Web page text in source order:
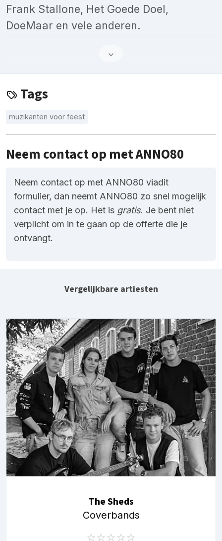
Frank Stallone, Het Goede Doel,
DoeMaar en vele anderen.
Tags
muzikanten voor feest
Neem contact op met ANNO80
Neem contact op met ANNO80 viadit
formulier, dan neemt ANNO80 zo snel mogelijk
contact met je op. Het is gratis. Je bent niet
verplicht om in te gaan op de offerte die je
ontvangt.
Vergelijkbare artiesten
The Sheds
Coverbands